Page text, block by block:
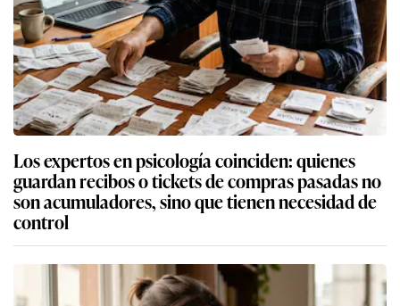
Los expertos en psicología coinciden: quienes
guardan recibos o tickets de compras pasadas no
son acumuladores, sino que tienen necesidad de
control